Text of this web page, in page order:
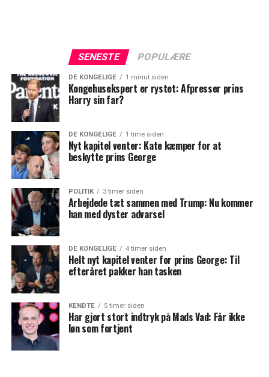
SENESTE POPULÆRE
DE KONGELIGE 1 minut siden
Kongehusekspert er rystet: Afpresser prins
Harry sin far?
DE KONGELIGE 1 time siden
Nyt kapitel venter: Kate kæmper for at
beskytte prins George
POLITIK 3 timer siden
Arbejdede tæt sammen med Trump: Nu kommer
han med dyster advarsel
DE KONGELIGE 4 timer siden
Helt nyt kapitel venter for prins George: Til
efteråret pakker han tasken
KENDTE 5 timer siden
Har gjort stort indtryk på Mads Vad: Får ikke
løn som fortjent